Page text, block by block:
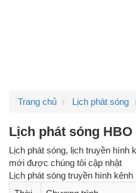
Trang chủ Lịch phát sóng
Lịch phát sóng HBO
Lịch phát sóng, lịch truyền hình
mới được chúng tôi cập nhật
Lịch phát sóng truyền hình kênh